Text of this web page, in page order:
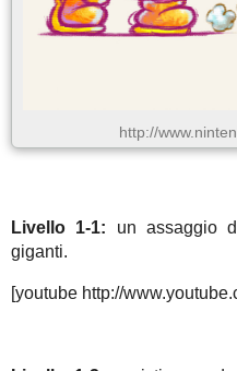
http://
Livello 1-1: un assaggio
giganti.
[youtube http://